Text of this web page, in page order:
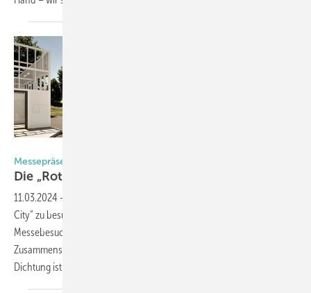
Messepräsentation auch virtuell
Die „Roto City“
11.03.2024 -
City“ zu besuchen. Auf fast 1200 m² Ausstellungsfläche erwartet die
Messebesucher in Halle 1 einige Highlights: Das perfekte
Zusammenspiel, das „Perfect Match“ zwischen Beschlag und
Dichtung ist ebenso Thema der Präsentation wie die